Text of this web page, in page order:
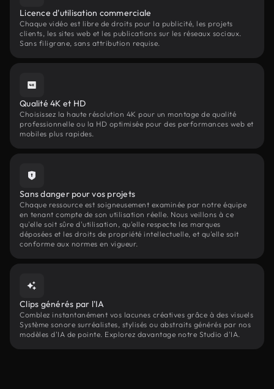
Licence d'utilisation commerciale
Chaque vidéo est libre de droits pour la publicité, les projets
clients, les sites web et les publications sur les réseaux sociaux.
Sans filigrane, sans attribution requise.
Qualité 4K et HD
Choisissez la haute résolution 4K pour un montage de qualité
professionnelle ou la HD optimisée pour des performances web et
mobiles plus rapides.
Sans danger pour vos projets
Chaque ressource est soigneusement examinée par notre équipe
en tenant compte de son utilisation réelle. Nous veillons à ce
qu'elle soit sûre d'utilisation, qu'elle respecte les marques
déposées et les droits de propriété intellectuelle, et qu'elle soit
conforme aux normes en vigueur.
Clips générés par l'IA
Comblez instantanément vos lacunes créatives grâce à des visuels
Système sonore surréalistes, stylisés ou abstraits générés par nos
modèles d'IA de pointe. Explorez davantage notre Studio d'IA.